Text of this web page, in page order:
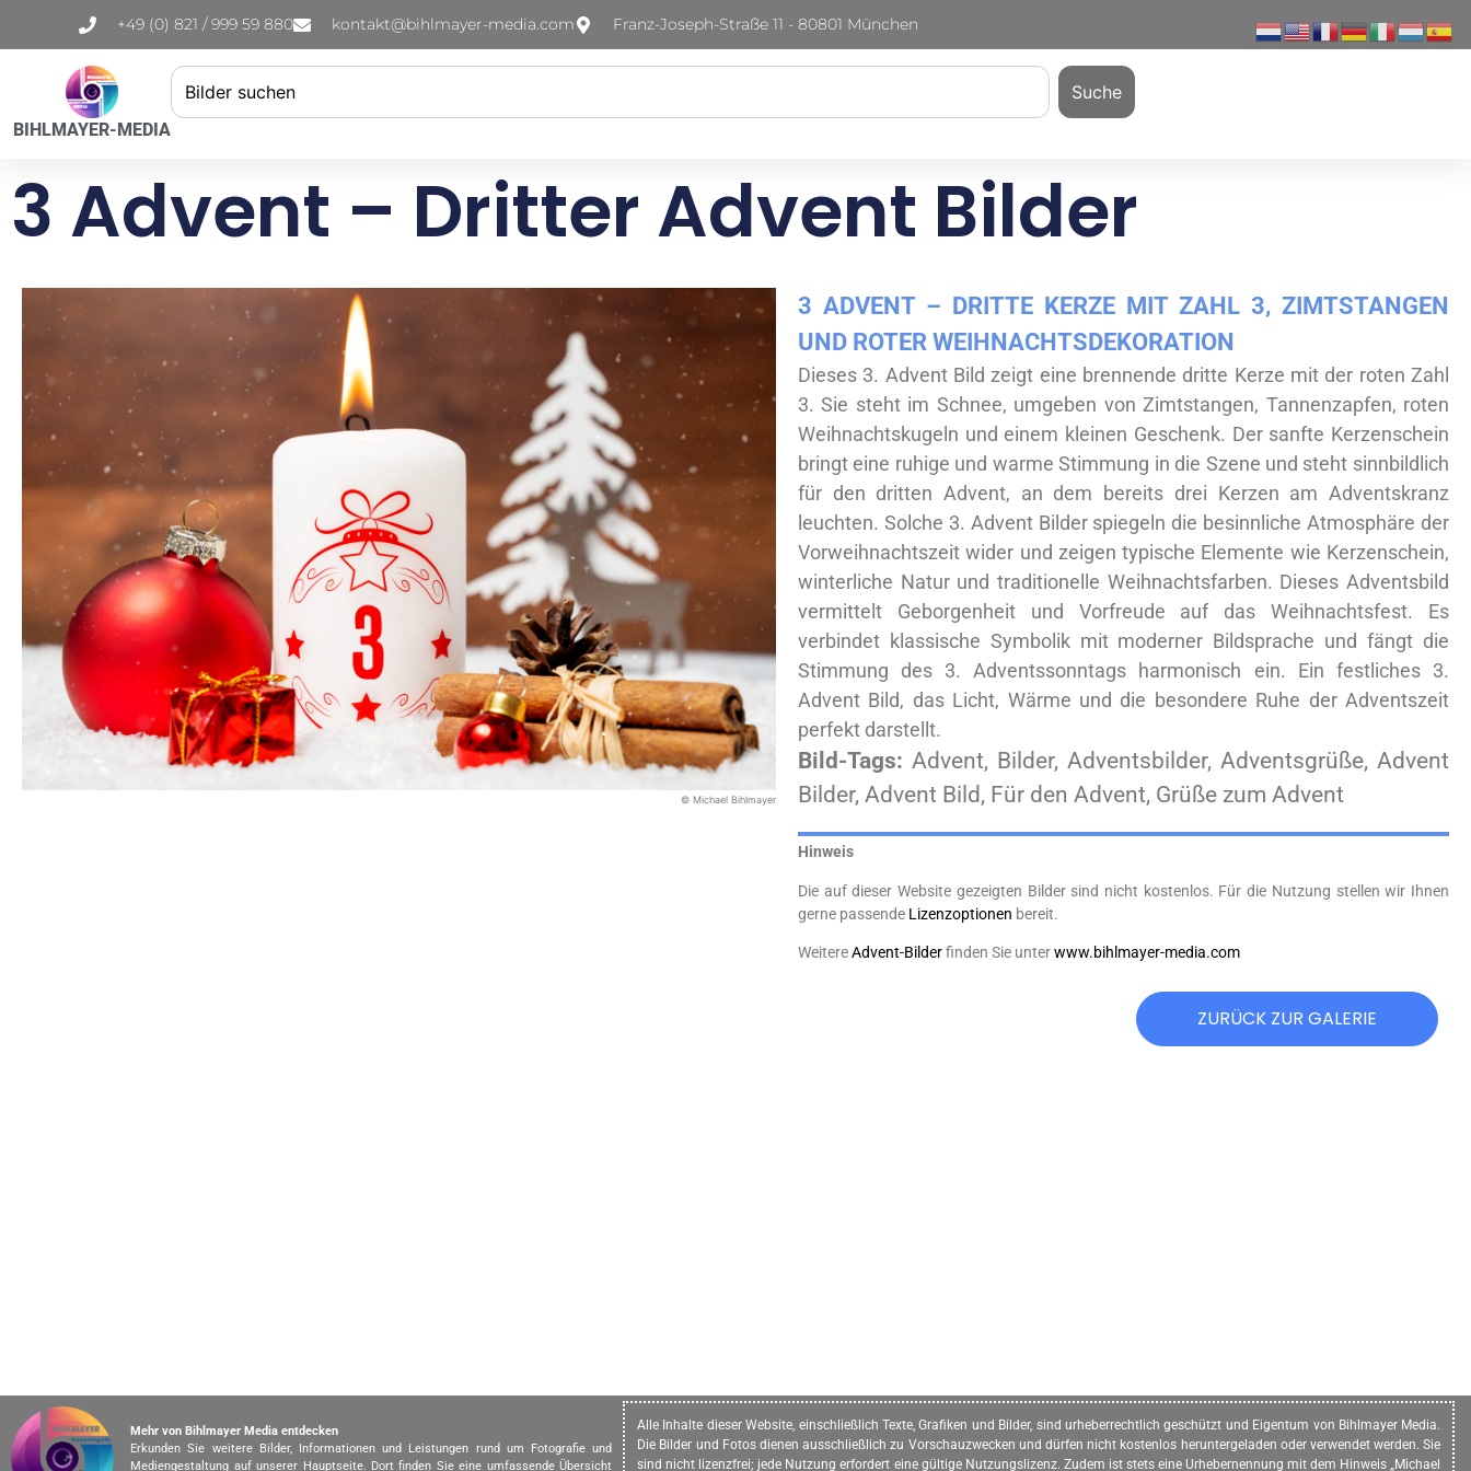
+49 (0) 821 / 999 59 880 kontakt@bihlmayer-media.com Franz-Joseph-Straße 11 - 80801 München
BIHLMAYER-MEDIA
Suche
3 Advent – Dritter Advent Bilder
© Michael Bihlmayer
3 ADVENT – DRITTE KERZE MIT ZAHL 3, ZIMTSTANGEN
UND ROTER WEIHNACHTSDEKORATION
Dieses 3. Advent Bild zeigt eine brennende dritte Kerze mit der roten Zahl
3. Sie steht im Schnee, umgeben von Zimtstangen, Tannenzapfen, roten
Weihnachtskugeln und einem kleinen Geschenk. Der sanfte Kerzenschein
bringt eine ruhige und warme Stimmung in die Szene und steht sinnbildlich
für den dritten Advent, an dem bereits drei Kerzen am Adventskranz
leuchten. Solche 3. Advent Bilder spiegeln die besinnliche Atmosphäre der
Vorweihnachtszeit wider und zeigen typische Elemente wie Kerzenschein,
winterliche Natur und traditionelle Weihnachtsfarben. Dieses Adventsbild
vermittelt Geborgenheit und Vorfreude auf das Weihnachtsfest. Es
verbindet klassische Symbolik mit moderner Bildsprache und fängt die
Stimmung des 3. Adventssonntags harmonisch ein. Ein festliches 3.
Advent Bild, das Licht, Wärme und die besondere Ruhe der Adventszeit
perfekt darstellt.
Bild-Tags: Advent, Bilder, Adventsbilder, Adventsgrüße, Advent
Bilder, Advent Bild, Für den Advent, Grüße zum Advent
Hinweis
Die auf dieser Website gezeigten Bilder sind nicht kostenlos. Für die Nutzung stellen wir Ihnen
gerne passende Lizenzoptionen bereit.
WeitereAdvent-Bilderfinden Sie unterwww.bihlmayer-media.com
ZURÜCK ZUR GALERIE
Mehr von Bihlmayer Media entdecken
Erkunden Sie weitere Bilder, Informationen und Leistungen rund um Fotografie und
Mediengestaltung auf unserer Hauptseite. Dort finden Sie eine umfassende Übersicht
Alle Inhalte dieser Website, einschließlich Texte, Grafiken und Bilder, sind urheberrechtlich geschützt und Eigentum von Bihlmayer Media.
Die Bilder und Fotos dienen ausschließlich zu Vorschauzwecken und dürfen nicht kostenlos heruntergeladen oder verwendet werden. Sie
sind nicht lizenzfrei; jede Nutzung erfordert eine gültige Nutzungslizenz. Zudem ist stets eine Urhebernennung mit dem Hinweis „Michael